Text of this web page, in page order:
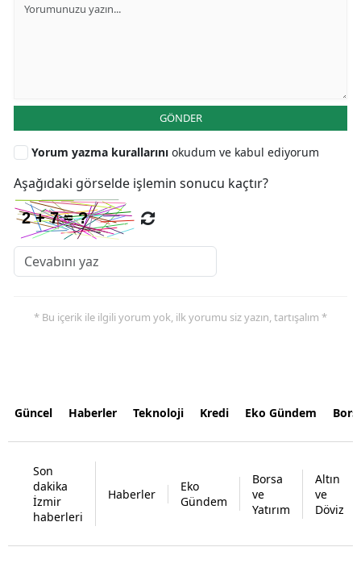
GÖNDER
Yorum yazma kurallarını okudum ve kabul ediyorum
Aşağıdaki görselde işlemin sonucu kaçtır?
* Bu içerik ile ilgili yorum yok, ilk yorumu siz yazın, tartışalım *
Güncel Haberler Teknoloji Kredi Eko Gündem
Son
dakika
İzmir
haberleri
Haberler
Eko
Gündem
Borsa
ve
Yatırım
Altın
ve
Döviz